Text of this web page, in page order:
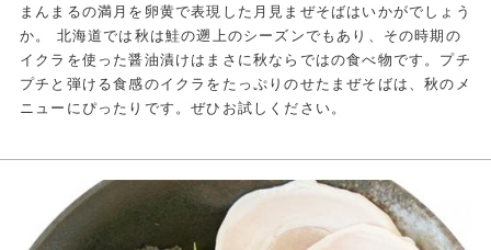
まんまるの満月を卵黄で表現した月見まぜそばはいかがでしょう
か。 北海道では秋は鮭の遡上のシーズンでもあり、その時期の
イクラを使った醤油漬けはまさに秋ならではの食べ物です。プチ
プチと弾ける食感のイクラをたっぷりのせたまぜそばは、秋のメ
ニューにぴったりです。ぜひお試しください。